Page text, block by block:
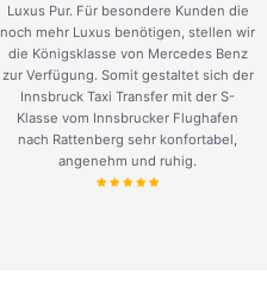
Luxus Pur. Für besondere Kunden die
noch mehr Luxus benötigen, stellen wir
die Königsklasse von Mercedes Benz
zur Verfügung. Somit gestaltet sich der
Innsbruck Taxi Transfer mit der S-
Klasse vom Innsbrucker Flughafen
nach Rattenberg sehr konfortabel,
angenehm und ruhig.